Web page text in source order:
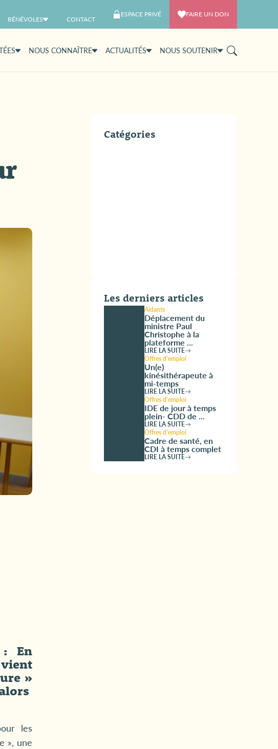
BÉNÉVOLES CONTACT
ESPACE PRIVÉ FAIRE UN DON
NOUS CONNAÎTRE ACTUALITÉS NOUS SOUTENIR
: En
»
les
», une
Catégories
Les derniers articles
Aidants
Déplacement du
ministre Paul
Christophe à la
plateforme ...
LIRE LA SUITE
Offres d'emploi
Un(e)
kinésithérapeute à
mi-temps
LIRE LA SUITE
Offres d'emploi
IDE de jour à temps
plein- CDD de ...
LIRE LA SUITE
Offres d'emploi
Cadre de santé, en
CDI à temps complet
LIRE LA SUITE